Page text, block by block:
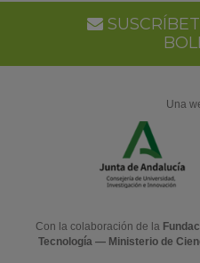
Una
Con la colaboración de la
Tecnología — Ministerio de